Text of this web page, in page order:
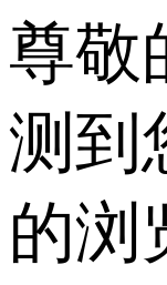
尊敬
测到
的浏